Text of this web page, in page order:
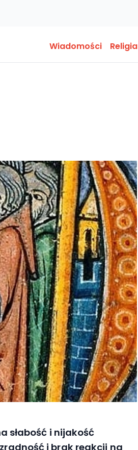
Wiadomości Religia
słabość i nijakość
i brak reakcji na